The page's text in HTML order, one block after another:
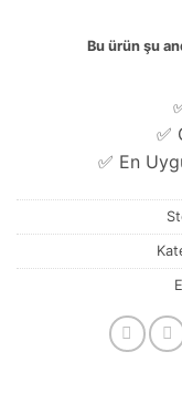
Bu ürün şu
✅
✅ En